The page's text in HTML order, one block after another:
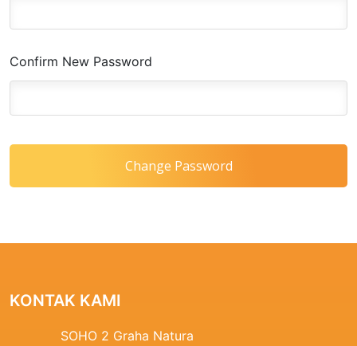
Confirm New Password
Change Password
KONTAK KAMI
SOHO 2 Graha Natura